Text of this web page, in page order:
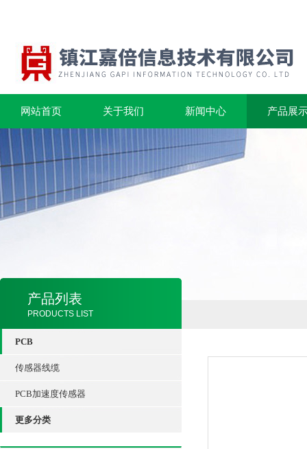
网站首页 关于我们 新闻中心 产品展
产品列表
PRODUCTS LIST
PCB
传感器线缆
PCB加速度传感器
更多分类